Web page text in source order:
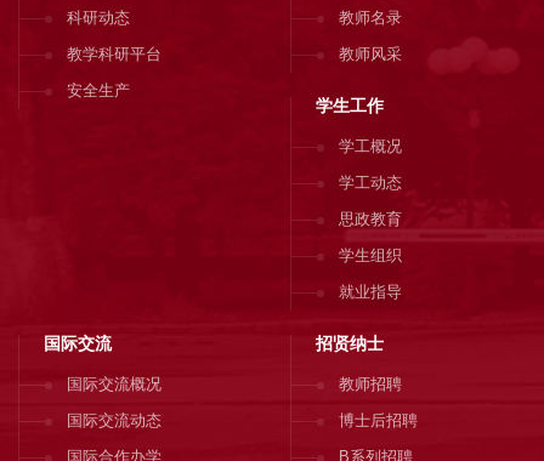
科研动态
教学科研平台
安全生产
教师名录
教师风采
学生工作
学工概况
学工动态
思政教育
学生组织
就业指导
国际交流
国际交流概况
国际交流动态
国际合作办学
招贤纳士
教师招聘
博士后招聘
B系列招聘